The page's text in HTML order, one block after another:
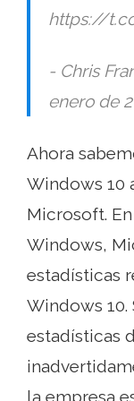
https://
- Chris
enero de
Ahora
Windows 10
Microsoft.
Windows,
estadísticas
Windows 10.
estadísticas
la empresa